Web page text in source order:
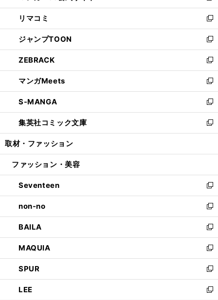
ウ
で
開
く
ン
ド
ウ
で
開
く
ウ
ィ
ン
ド
ウ
で
開
く
し
い
ウ
ィ
ン
ド
ウ
で
開
く
リマコミ
新
し
い
ウ
ィ
ン
ド
ウ
で
開
く
ジャンプTOON
新
し
い
ウ
ィ
ン
ド
ウ
で
開
ZEBRACK
新
し
い
ウ
ィ
ン
ド
ウ
開
マンガMeets
新
し
い
ウ
ィ
ン
ウ
開
く
S-MANGA
新
し
い
ウ
ン
ウ
で
開
く
集英社コミック文庫
新
し
ウ
ン
ド
ウ
で
開
く
取材・ファッション
ファッション・美容
Seventeen
新
し
い
ウ
ィ
ン
ド
ウ
で
開
く
non-no
新
し
い
ウ
ィ
ン
ド
ウ
で
BAILA
新
し
い
ウ
ィ
ン
ド
MAQUIA
新
し
い
ウ
ィ
SPUR
新
し
い
LEE
新